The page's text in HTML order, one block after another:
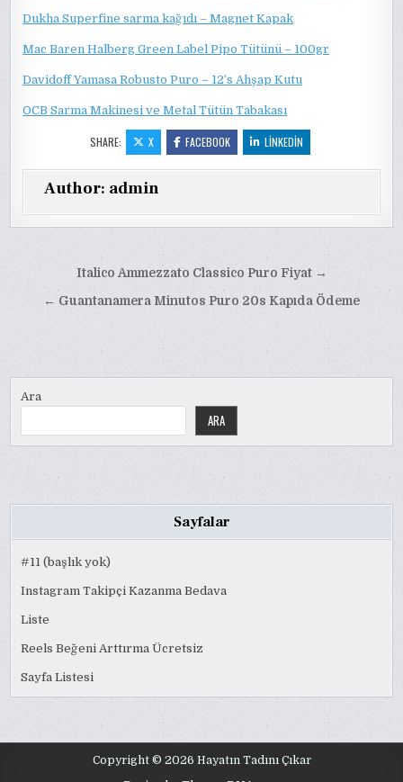
Dukha Superfine sarma kağıdı – Magnet Kapak
Mac Baren Halberg Green Label Pipo Tütünü – 100gr
Davidoff Yamasa Robusto Puro – 12’s Ahşap Kutu
OCB Sarma Makinesi ve Metal Tütün Tabakası
SHARE: X FACEBOOK LINKEDIN
Author: admin
gezinmesi
Italico Ammezzato Classico Puro Fiyat →
← Guantanamera Minutos Puro 20s Kapıda Ödeme
Ara
ARA
Sayfalar
#11 (başlık yok)
Instagram Takipçi Kazanma Bedava
Liste
Reels Beğeni Arttırma Ücretsiz
Sayfa Listesi
Copyright © 2026 Hayatın Tadını Çıkar